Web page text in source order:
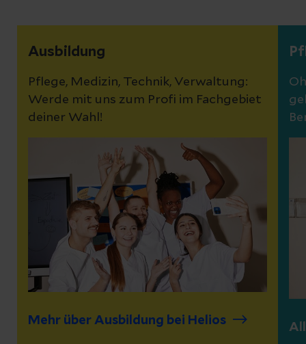
Ausbildung
Pflege, Medizin, Technik, Verwaltung:
Werde mit uns zum Profi im Fachgebiet
deiner Wahl!
Mehr über Ausbildung bei Helios